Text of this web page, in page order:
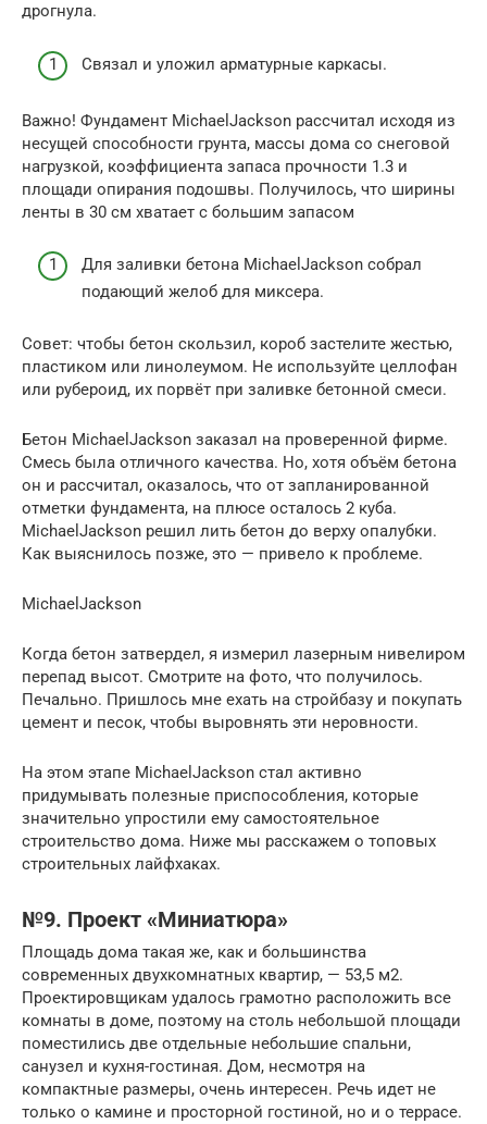
дрогнула.
Связал и уложил арматурные каркасы.
Важно! Фундамент MichaelJackson рассчитал исходя из
несущей способности грунта, массы дома со снеговой
нагрузкой, коэффициента запаса прочности 1.3 и
площади опирания подошвы. Получилось, что ширины
ленты в 30 см хватает с большим запасом
Для заливки бетона MichaelJackson собрал
подающий желоб для миксера.
Совет: чтобы бетон скользил, короб застелите жестью,
пластиком или линолеумом. Не используйте целлофан
или рубероид, их порвёт при заливке бетонной смеси.
Бетон MichaelJackson заказал на проверенной фирме.
Смесь была отличного качества. Но, хотя объём бетона
он и рассчитал, оказалось, что от запланированной
отметки фундамента, на плюсе осталось 2 куба.
MichaelJackson решил лить бетон до верху опалубки.
Как выяснилось позже, это — привело к проблеме.
MichaelJackson
Когда бетон затвердел, я измерил лазерным нивелиром
перепад высот. Смотрите на фото, что получилось.
Печально. Пришлось мне ехать на стройбазу и покупать
цемент и песок, чтобы выровнять эти неровности.
На этом этапе MichaelJackson стал активно
придумывать полезные приспособления, которые
значительно упростили ему самостоятельное
строительство дома. Ниже мы расскажем о топовых
строительных лайфхаках.
№9. Проект «Миниатюра»
Площадь дома такая же, как и большинства
современных двухкомнатных квартир, — 53,5 м2.
Проектировщикам удалось грамотно расположить все
комнаты в доме, поэтому на столь небольшой площади
поместились две отдельные небольшие спальни,
санузел и кухня-гостиная. Дом, несмотря на
компактные размеры, очень интересен. Речь идет не
только о камине и просторной гостиной, но и о террасе.